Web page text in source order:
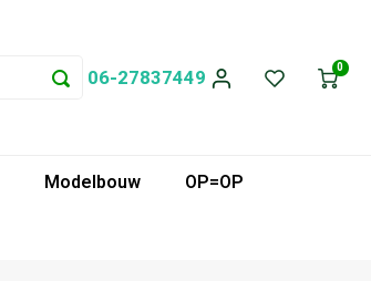
06-27837449 0
Modelbouw
OP=OP